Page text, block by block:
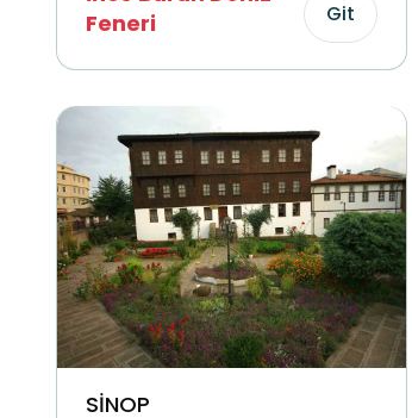
Feneri
Git
SİNOP